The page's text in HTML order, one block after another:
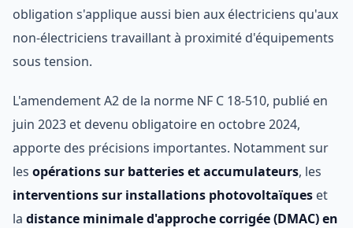
obligation s'applique aussi bien aux électriciens qu'aux
non-électriciens travaillant à proximité d'équipements
sous tension.
L'amendement A2 de la norme NF C 18-510, publié en
juin 2023 et devenu obligatoire en octobre 2024,
apporte des précisions importantes. Notamment sur
les opérations sur batteries et accumulateurs, les
interventions sur installations photovoltaïques et
la distance minimale d'approche corrigée (DMAC) en